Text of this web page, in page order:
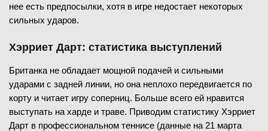
нее есть предпосылки, хотя в игре недостает некоторых
сильных ударов.
Хэрриет Дарт: статистика выступлений
Британка не обладает мощной подачей и сильными
ударами с задней линии, но она неплохо передвигается по
корту и читает игру соперниц. Больше всего ей нравится
выступать на харде и траве. Приводим статистику Хэрриет
Дарт в профессиональном теннисе (данные на 21 марта